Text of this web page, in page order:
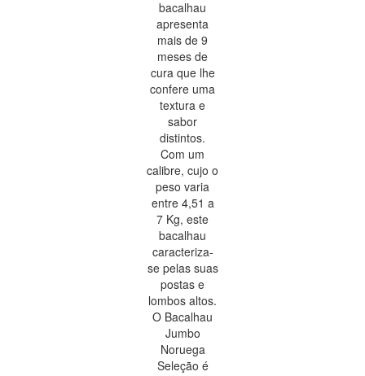
bacalhau
apresenta
mais de 9
meses de
cura que lhe
confere uma
textura e
sabor
distintos.
Com um
calibre, cujo o
peso varia
entre 4,51 a
7 Kg, este
bacalhau
caracteriza-
se pelas suas
postas e
lombos altos.
O Bacalhau
Jumbo
Noruega
Seleção é